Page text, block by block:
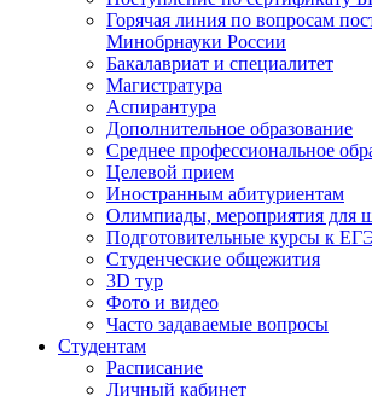
Горячая линия по вопросам
Минобрнауки России
Бакалавриат и специалитет
Магистратура
Аспирантура
Дополнительное образование
Среднее профессиональное
Целевой прием
Иностранным абитуриентам
Олимпиады, мероприятия для
Подготовительные курсы к
Студенческие общежития
3D тур
Фото и видео
Часто задаваемые вопросы
Студентам
Расписание
Личный кабинет